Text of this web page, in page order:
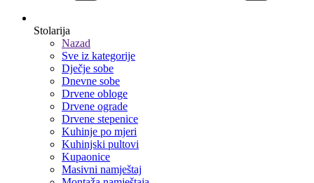
Stolarija
Nazad
Sve iz kategorije
Dječje sobe
Dnevne sobe
Drvene obloge
Drvene ograde
Drvene stepenice
Kuhinje po mjeri
Kuhinjski pultovi
Kupaonice
Masivni namještaj